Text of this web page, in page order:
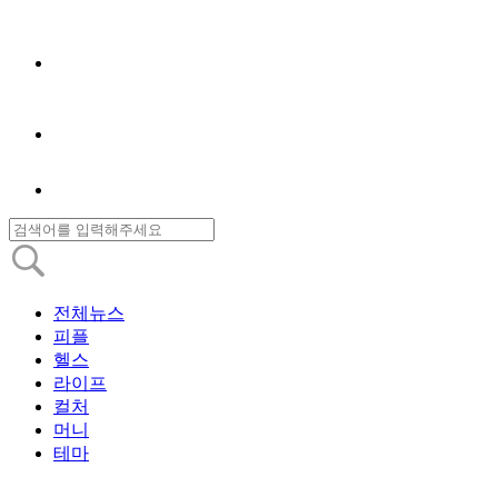
전체뉴스
피플
헬스
라이프
컬처
머니
테마